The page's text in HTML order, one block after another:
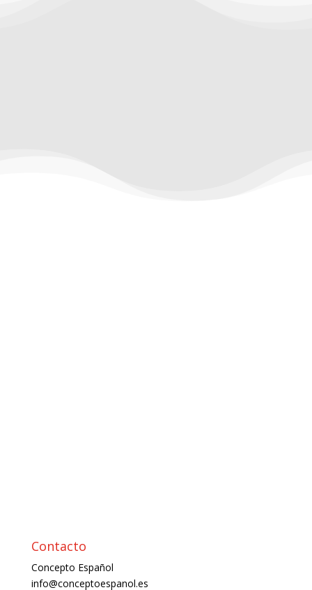
Contacto
Concepto Español
info@conceptoespanol.es